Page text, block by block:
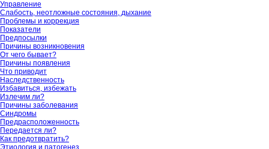
Управление
Слабость, неотложные состояния, дыхание
Проблемы и коррекция
Показатели
Предпосылки
Причины возникновения
От чего бывает?
Причины появления
Что приводит
Наследственность
Избавиться, избежать
Излечим ли?
Причины заболевания
Синдромы
Предрасположенность
Передается ли?
Как предотвратить?
Этиология и патогенез